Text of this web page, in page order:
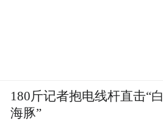
180斤记者抱电线杆直击“白
海豚”